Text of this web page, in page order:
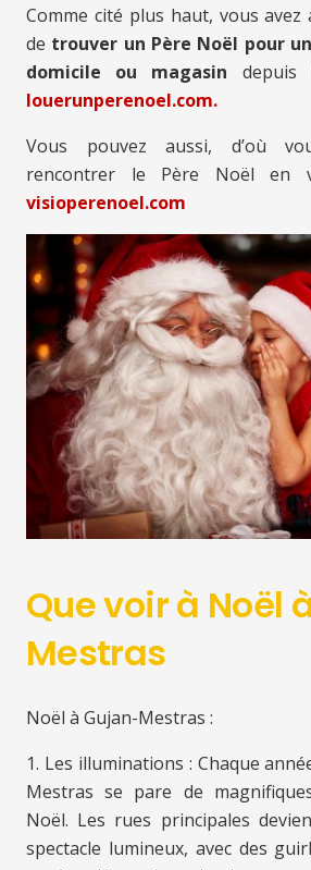
Comme cité plus haut, vous avez
de trouver un Père Noël pour
domicile ou magasin depuis
louerunperenoel.com.
Vous pouvez aussi, d’où
rencontrer le Père Noël en
visioperenoel.com
Que voir à Noël
Mestras
Noël à Gujan-Mestras :
1. Les illuminations : Chaque
Mestras se pare de
Noël. Les rues principales
spectacle lumineux, avec des